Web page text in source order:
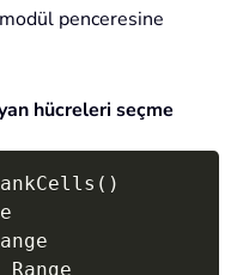
penceresine
hücreleri seçme
( )